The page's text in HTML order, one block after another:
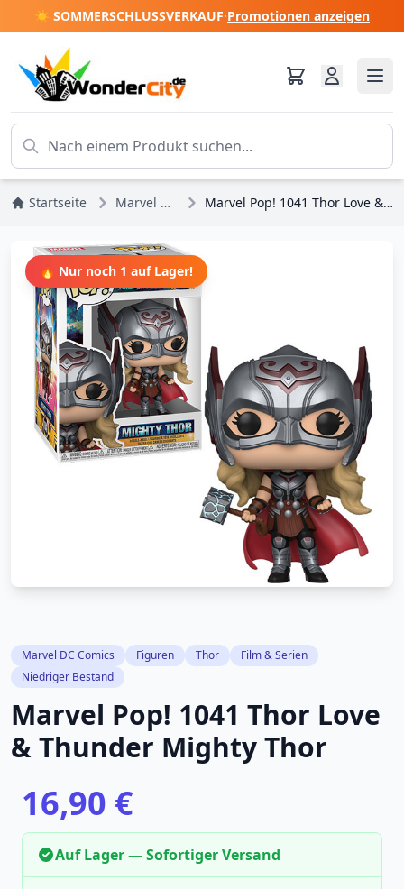
☀️ SOMMERSCHLUSSVERKAUF·Promotionen anzeigen
Startseite Marvel DC Comics Marvel Pop! 1041 Thor Love & Thunder Mighty Thor
🔥 Nur noch 1 auf Lager!
Marvel DC Comics Figuren Thor
Film & Serien
Niedriger Bestand
Marvel Pop! 1041 Thor Love
& Thunder Mighty Thor
16,90 €
Auf Lager — Sofortiger Versand